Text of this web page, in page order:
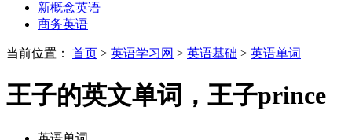
新概念英语
商务英语
当前位置： 首页 > 英语学习网 > 英语基础 > 英语单词
王子的英文单词，王子prince